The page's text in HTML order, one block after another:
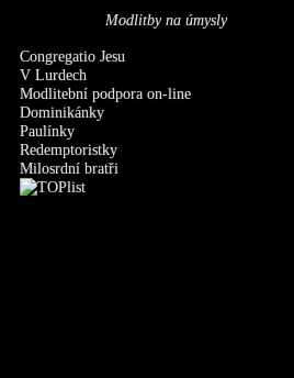
Modlitby na úmysly
Congregatio Jesu
V Lurdech
Modlitební podpora on-line
Dominikánky
Paulínky
Redemptoristky
Milosrdní bratři